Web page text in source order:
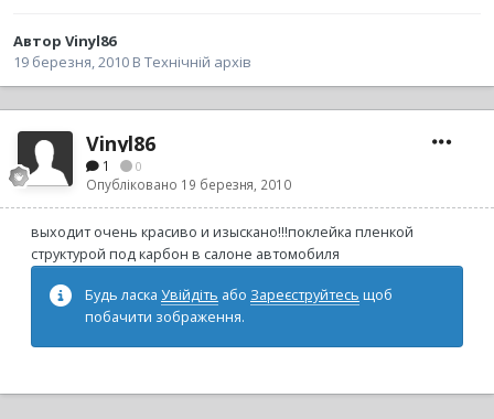
Автор Vinyl86
19 березня, 2010 В Технічній архів
Vinyl86
1 0
Опубліковано 19 березня, 2010
выходит очень красиво и изыскано!!!поклейка пленкой
структурой под карбон в салоне автомобиля
Будь ласка Увійдіть або Зареєструйтесь щоб
побачити зображення.